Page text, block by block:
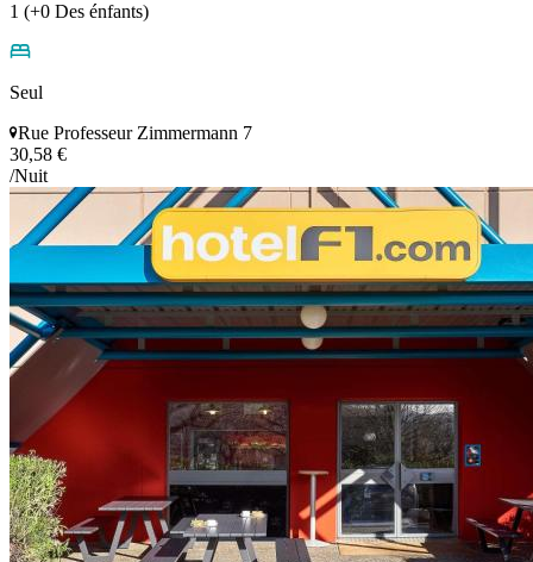
1 (+0 Des énfants)
Seul
Rue Professeur Zimmermann 7
30,58 €
/Nuit